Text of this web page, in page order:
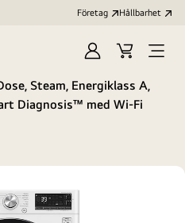
Företag Hållbarhet
LoggaKundvagn
Steam, Energiklass A,
Diagnosis™ med Wi-Fi